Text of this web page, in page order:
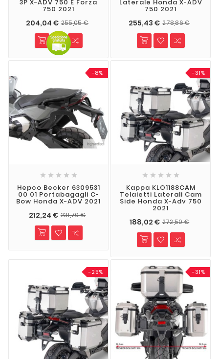
3P X-ADV 750 E Forza
750 2021
204,04 € 255,05 €
Laterale Honda X-ADV
750 2021
255,43 € 278,86 €
-8%
    
Hepco Becker 6309531
00 01 Portabagagli C-
Bow Honda X-ADV 2021
212,24 € 231,70 €
-31%
    
Kappa KLO1188CAM
Telaietti Laterali Cam
Side Honda X-Adv 750
2021
188,02 € 272,50 €
-25% -31%